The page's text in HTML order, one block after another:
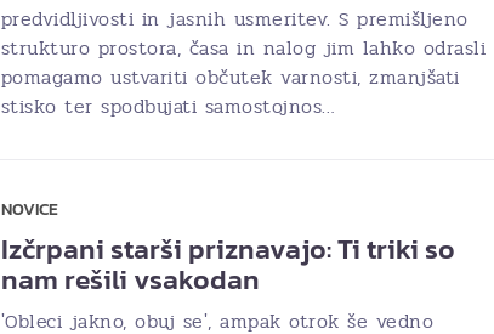
predvidljivosti in jasnih usmeritev. S premišljeno
strukturo prostora, časa in nalog jim lahko odrasli
pomagamo ustvariti občutek varnosti, zmanjšati
stisko ter spodbujati samostojnos…
NOVICE
Izčrpani starši priznavajo: Ti triki so
nam rešili vsakodan
'Obleci jakno, obuj se', ampak otrok še vedno